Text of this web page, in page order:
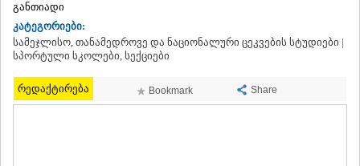
ᲬᲧᲐᲚᲢᲣᲑᲝ
ᲭᲘᲐᲗᲣᲠᲐ
ᲮᲐᲠᲐᲒᲐᲣᲚᲘ
ᲮᲝᲜᲘ
ᲐᲮᲛᲔᲢᲐ
ᲒᲣᲠᲯᲐᲐᲜᲘ
განთიადი
კატეგორიები:
სამეჯლისო, თანამედროვე და ნაციონალური ცეკვების სტუდიები |
სპორტული სკოლები, სექციები
რედაქტირება Bookmark Share